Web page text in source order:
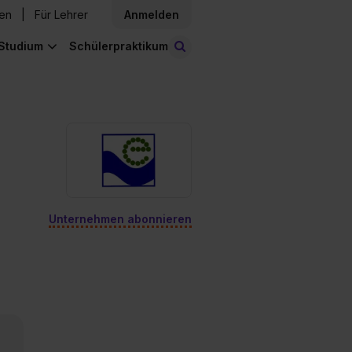
Für Lehrer Anmelden
Schülerpraktikum
Unternehmen abonnieren